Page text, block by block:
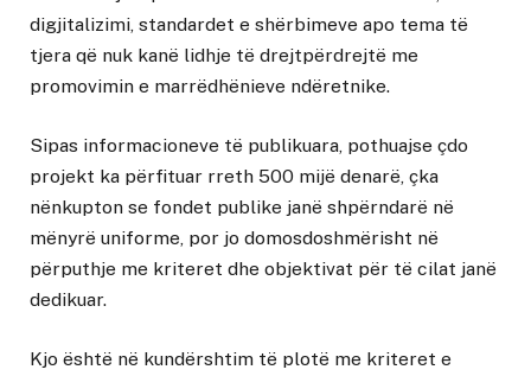
digjitalizimi, standardet e shërbimeve apo tema të
tjera që nuk kanë lidhje të drejtpërdrejtë me
promovimin e marrëdhënieve ndëretnike.
Sipas informacioneve të publikuara, pothuajse çdo
projekt ka përfituar rreth 500 mijë denarë, çka
nënkupton se fondet publike janë shpërndarë në
mënyrë uniforme, por jo domosdoshmërisht në
përputhje me kriteret dhe objektivat për të cilat janë
dedikuar.
Kjo është në kundërshtim të plotë me kriteret e